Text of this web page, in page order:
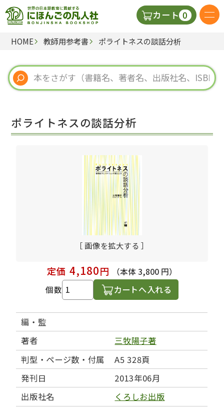
カート 0
日本語の教科書
視聴覚・補助教材
教師用参考書
HOME 教師用参考書 ポライトネスの談話分析
ポライトネスの談話分析
［ 画像を拡大する ］
定価 4,180円
（本体 3,800 円）
個数
カートへ入れる
編・監
著者
三牧陽子著
判型・ページ数・付属
A5 328頁
発刊日
2013年06月
出版社名
くろしお出版